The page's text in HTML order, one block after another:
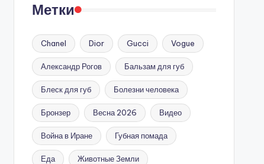
Метки
Chanel Dior Gucci Vogue
Александр Рогов Бальзам для губ
Блеск для губ Болезни человека
Бронзер Весна 2026 Видео
Война в Иране Губная помада
Еда Животные Земли